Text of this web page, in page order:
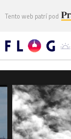
Tento web patrí pod